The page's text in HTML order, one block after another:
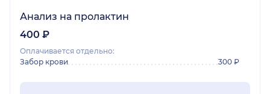
Анализ на пролактин
400 ₽
Оплачивается отдельно:
Забор крови
300 ₽